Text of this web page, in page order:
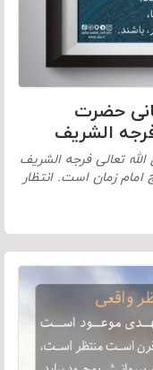
حضرت
الشریف
تعالی فرجه الشریف
امام زمان است. انتظار